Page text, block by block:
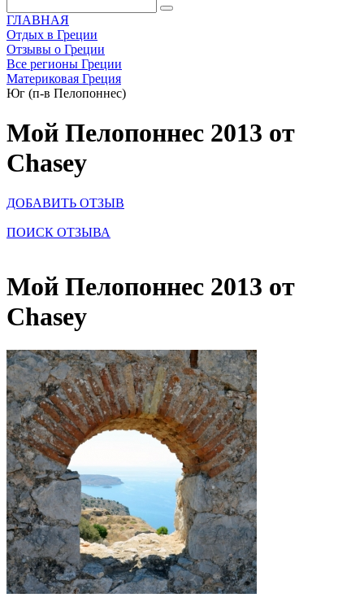
ГЛАВНАЯ
Отдых в Греции
Отзывы о Греции
Все регионы Греции
Материковая Греция
Юг (п-в Пелопоннес)
Мой Пелопоннеc 2013 от
Chasey
ДОБАВИТЬ ОТЗЫВ
ПОИСК ОТЗЫВА
Мой Пелопоннеc 2013 от
Chasey